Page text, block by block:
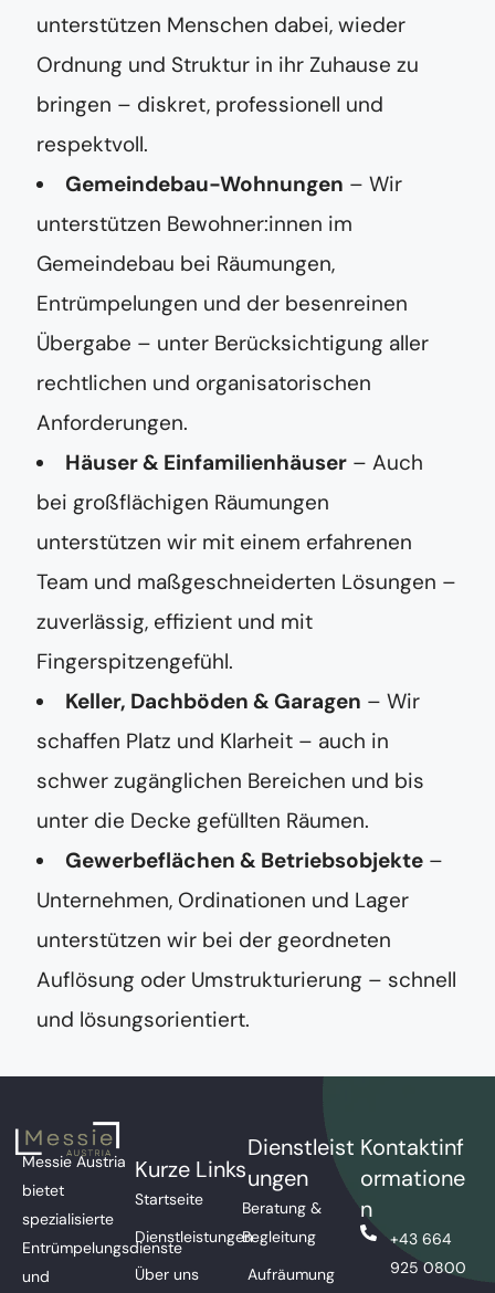
unterstützen Menschen dabei, wieder
Ordnung und Struktur in ihr Zuhause zu
bringen – diskret, professionell und
respektvoll.
Gemeindebau-Wohnungen – Wir
unterstützen Bewohner:innen im
Gemeindebau bei Räumungen,
Entrümpelungen und der besenreinen
Übergabe – unter Berücksichtigung aller
rechtlichen und organisatorischen
Anforderungen.
Häuser & Einfamilienhäuser – Auch
bei großflächigen Räumungen
unterstützen wir mit einem erfahrenen
Team und maßgeschneiderten Lösungen –
zuverlässig, effizient und mit
Fingerspitzengefühl.
Keller, Dachböden & Garagen – Wir
schaffen Platz und Klarheit – auch in
schwer zugänglichen Bereichen und bis
unter die Decke gefüllten Räumen.
Gewerbeflächen & Betriebsobjekte –
Unternehmen, Ordinationen und Lager
unterstützen wir bei der geordneten
Auflösung oder Umstrukturierung – schnell
und lösungsorientiert.
Messie Austria
bietet
spezialisierte
Entrümpelungsdienste
und
Kurze Links
Startseite
Dienstleistungen
Über uns
Dienstleist
ungen
Beratung &
Begleitung
Aufräumung
Kontaktinf
ormatione
n
+43 664
925 0800